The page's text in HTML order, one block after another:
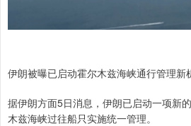
伊朗被曝已启动霍尔木兹海峡通行管理新
据伊朗方面5日消息，伊朗已启动一项新
木兹海峡过往船只实施统一管理。